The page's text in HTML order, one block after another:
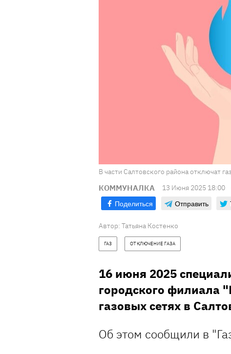
В части Салтовского района отключат
КОММУНАЛКА 13 Июня 2025 18:00
Поделиться Отправить
Автор: Татьяна Костенко
ГАЗ ОТКЛЮЧЕНИЕ ГАЗА
16 июня 2025
городского филиала
газовых сетях в
Об этом сообщили в